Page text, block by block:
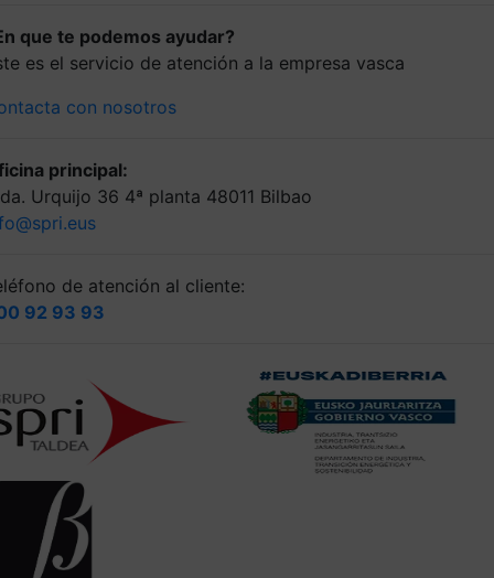
que te podemos ayudar?
es el servicio de atención a la empresa vasca
con nosotros
principal:
Urquijo 36 4ª planta 48011 Bilbao
de atención al cliente:
92 93 93